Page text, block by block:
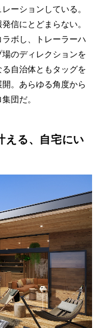
ーションしている。
信にとどまらない。
ボし、トレーラーハ
のディレクションを
自治体ともタッグを
。あらゆる角度から
団だ。
える、自宅にい